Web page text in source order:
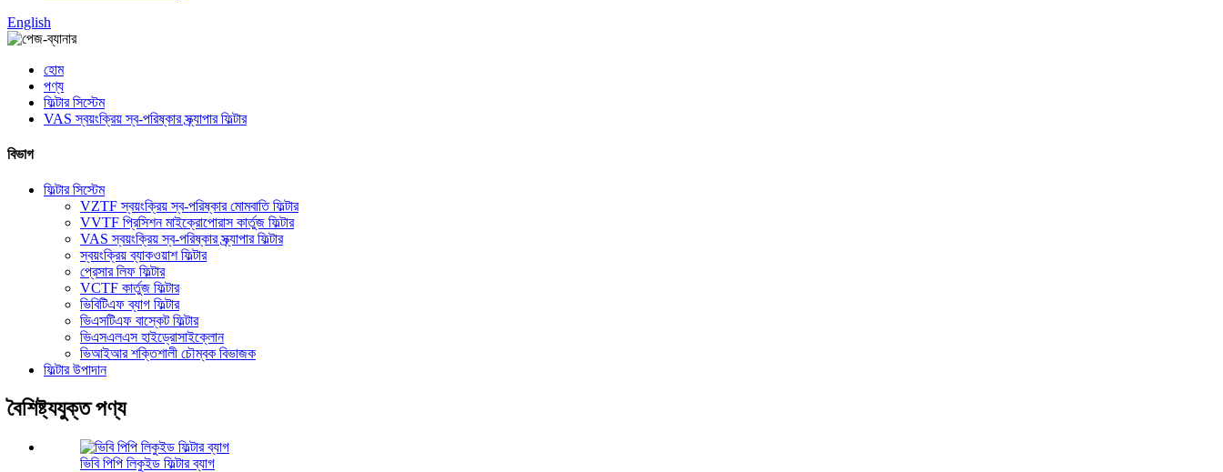
English
হোম
পণ্য
ফিল্টার সিস্টেম
VAS স্বয়ংক্রিয় স্ব-পরিষ্কার স্ক্র্যাপার ফিল্টার
বিভাগ
ফিল্টার সিস্টেম
VZTF স্বয়ংক্রিয় স্ব-পরিষ্কার মোমবাতি ফিল্টার
VVTF প্রিসিশন মাইক্রোপোরাস কার্তুজ ফিল্টার
VAS স্বয়ংক্রিয় স্ব-পরিষ্কার স্ক্র্যাপার ফিল্টার
স্বয়ংক্রিয় ব্যাকওয়াশ ফিল্টার
প্রেসার লিফ ফিল্টার
VCTF কার্তুজ ফিল্টার
ভিবিটিএফ ব্যাগ ফিল্টার
ভিএসটিএফ বাস্কেট ফিল্টার
ভিএসএলএস হাইড্রোসাইক্লোন
ভিআইআর শক্তিশালী চৌম্বক বিভাজক
ফিল্টার উপাদান
বৈশিষ্ট্যযুক্ত পণ্য
ভিবি পিপি লিকুইড ফিল্টার ব্যাগ